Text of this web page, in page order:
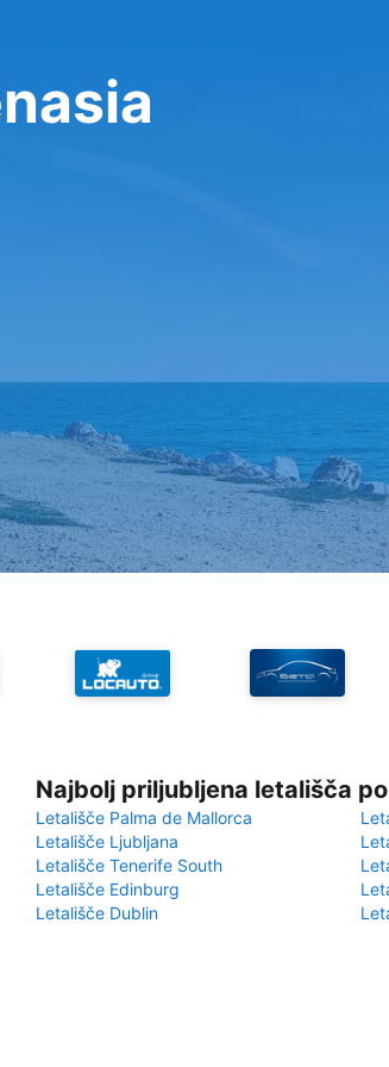
Najbolj priljubljena letališča
Letališče Palma de Mallorca
Letališče Ljubljana
Letališče Tenerife South
Letališče Edinburg
Letališče Dublin